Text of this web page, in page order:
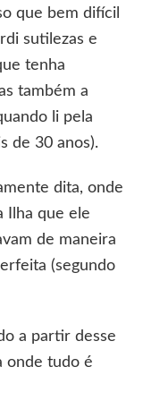
que bem difícil
sutilezas e
tenha
também a
li pela
de 30 anos).
dita, onde
Ilha que ele
de maneira
(segundo
a partir desse
onde tudo é